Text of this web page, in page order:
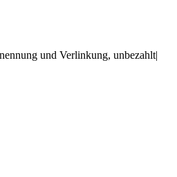
und Verlinkung, unbezahlt|